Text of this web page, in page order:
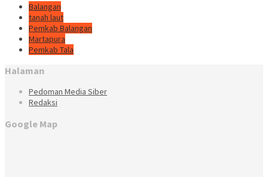
Balangan
tanah laut
Pemkab Balangan
Martapura
Pemkab Tala
Halaman
Pedoman Media Siber
Redaksi
Google Map